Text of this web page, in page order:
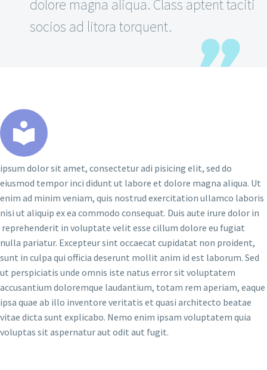
dolore magna aliqua. Class aptent taciti
socios ad litora torquent.
ipsum dolor sit amet, consectetur adi pisicing elit, sed do
eiusmod tempor inci didunt ut labore et dolore magna aliqua. Ut
enim ad minim veniam, quis nostrud exercitation ullamco laboris
nisi ut aliquip ex ea commodo consequat. Duis aute irure dolor in
reprehenderit in voluptate velit esse cillum dolore eu fugiat
nulla pariatur. Excepteur sint occaecat cupidatat non proident,
sunt in culpa qui officia deserunt mollit anim id est laborum. Sed
ut perspiciatis unde omnis iste natus error sit voluptatem
accusantium doloremque laudantium, totam rem aperiam, eaque
ipsa quae ab illo inventore veritatis et quasi architecto beatae
vitae dicta sunt explicabo. Nemo enim ipsam voluptatem quia
voluptas sit aspernatur aut odit aut fugit.